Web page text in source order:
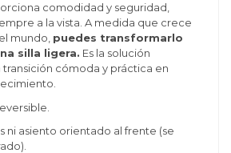
comodidad y seguridad,
a la vista. A medida que crece
mundo, puedes transformarlo
silla ligera. Es la solución
cómoda y práctica en
ni asiento orientado al frente (se